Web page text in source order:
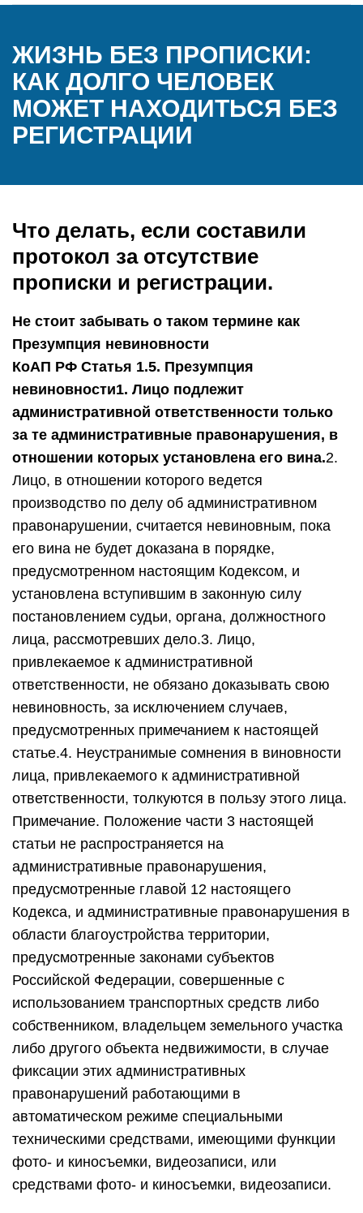
ЖИЗНЬ БЕЗ ПРОПИСКИ:
КАК ДОЛГО ЧЕЛОВЕК
МОЖЕТ НАХОДИТЬСЯ БЕЗ
РЕГИСТРАЦИИ
Что делать, если составили
протокол за отсутствие
прописки и регистрации.
Не стоит забывать о таком термине как
Презумпция невиновности
КоАП РФ Статья 1.5. Презумпция
невиновности1. Лицо подлежит
административной ответственности только
за те административные правонарушения, в
отношении которых установлена его вина.2.
Лицо, в отношении которого ведется
производство по делу об административном
правонарушении, считается невиновным, пока
его вина не будет доказана в порядке,
предусмотренном настоящим Кодексом, и
установлена вступившим в законную силу
постановлением судьи, органа, должностного
лица, рассмотревших дело.3. Лицо,
привлекаемое к административной
ответственности, не обязано доказывать свою
невиновность, за исключением случаев,
предусмотренных примечанием к настоящей
статье.4. Неустранимые сомнения в виновности
лица, привлекаемого к административной
ответственности, толкуются в пользу этого лица.
Примечание. Положение части 3 настоящей
статьи не распространяется на
административные правонарушения,
предусмотренные главой 12 настоящего
Кодекса, и административные правонарушения в
области благоустройства территории,
предусмотренные законами субъектов
Российской Федерации, совершенные с
использованием транспортных средств либо
собственником, владельцем земельного участка
либо другого объекта недвижимости, в случае
фиксации этих административных
правонарушений работающими в
автоматическом режиме специальными
техническими средствами, имеющими функции
фото- и киносъемки, видеозаписи, или
средствами фото- и киносъемки, видеозаписи.